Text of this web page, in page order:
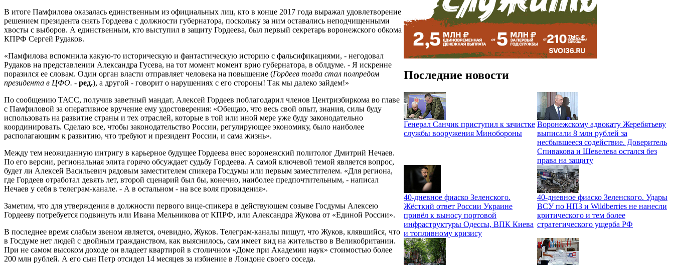
В итоге Памфилова оказалась единственным из официальных лиц, кто в конце 2017 года выражал удовлетворение
решением президента снять Гордеева с должности губернатора, поскольку за ним оставались неподчищенными
хвосты с выборов. А единственным, кто выступил в защиту Гордеева, был первый секретарь воронежского обкома
КПРФ Сергей Рудаков.
«Памфилова вспомнила какую-то историческую и фантастическую историю с фальсификациями, - негодовал
Рудаков на представлении Александра Гусева, на тот момент момент врио губернатора, в облдуме. - Я искренне
поразился ее словам. Один орган власти отправляет человека на повышение (Гордеев тогда стал полпредом
президента в ЦФО. - ред.), а другой - говорит о нарушениях с его стороны! Так мы далеко зайдем!»
По сообщению ТАСС, получив заветный мандат, Алексей Гордеев поблагодарил членов Центризбиркома во главе
с Памфиловой за оперативное вручение ему удостоверения: «Обещаю, что весь свой опыт, знания, силы буду
использовать на развитие страны и тех отраслей, которые в той или иной мере уже буду законодательно
координировать. Сделаю все, чтобы законодательство России, регулирующее экономику, было наиболее
располагающим к развитию, что требуют и президент России, и сама жизнь».
Между тем неожиданную интригу в карьерное будущее Гордеева внес воронежский политолог Дмитрий Нечаев.
По его версии, региональная элита горячо обсуждает судьбу Гордеева. А самой ключевой темой является вопрос,
будет ли Алексей Васильевич рядовым заместителем спикера Госдумы или первым заместителем. «Для региона,
где Гордеев отработал девять лет, второй сценарий был бы, конечно, наиболее предпочтительным, - написал
Нечаев у себя в телеграм-канале. - А в остальном - на все воля провидения».
Заметим, что для утверждения в должности первого вице-спикера в действующем созыве Госдумы Алексею
Гордееву потребуется подвинуть или Ивана Мельникова от КПРФ, или Александра Жукова от «Единой России».
В последнее время слабым звеном является, очевидно, Жуков. Телеграм-каналы пишут, что Жуков, клявшийся, что
в Госдуме нет людей с двойным гражданством, как выяснилось, сам имеет вид на жительство в Великобритании.
При не самом высоком доходе он владеет квартирой в столичном «Доме при Академии наук» стоимостью более
200 млн рублей. А его сын Петр отсидел 14 месяцев за избиение в Лондоне своего соседа.
Последние новости
Генерал Санчик приступил к зачистке
службы вооружения Минобороны
Воронежскому адвокату Жеребятьеву
выписали 8 млн рублей за
несбывшееся содействие. Доверитель
Спивакова и Шевелева остался без
права на защиту
40-дневное фиаско Зеленского.
Жёсткий ответ России Украине
привёл к выносу портовой
инфраструктуры Одессы, ВПК Киева
и топливному кризису
40-дневное фиаско Зеленского. Удары
ВСУ по НПЗ и Wildberries не нанесли
критического и тем более
стратегического ущерба РФ